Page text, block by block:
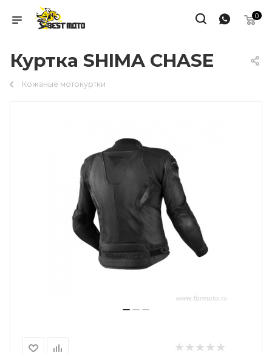
0
Куртка SHIMA CHASE
Кожаные мотокуртки